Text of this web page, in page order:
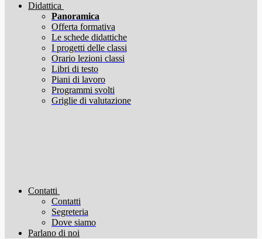
Didattica
Panoramica
Offerta formativa
Le schede didattiche
I progetti delle classi
Orario lezioni classi
Libri di testo
Piani di lavoro
Programmi svolti
Griglie di valutazione
Contatti
Contatti
Segreteria
Dove siamo
Parlano di noi